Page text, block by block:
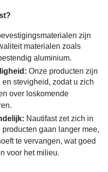
zijn
materialen zoals
aluminium.
Onze producten zijn
stevigheid, zodat u zich
over loskomende
Nautifast zet zich in
gaan langer mee,
te vervangen, wat goed
voor het milieu.